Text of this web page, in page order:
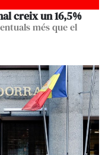
creix un 16,5%
més que el